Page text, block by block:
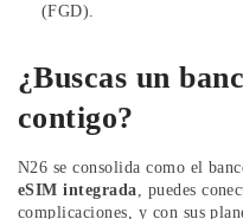
(FGD).
¿Buscas un
contigo?
N26 se consolida como el
eSIM integrada , puedes
complicaciones, y con sus